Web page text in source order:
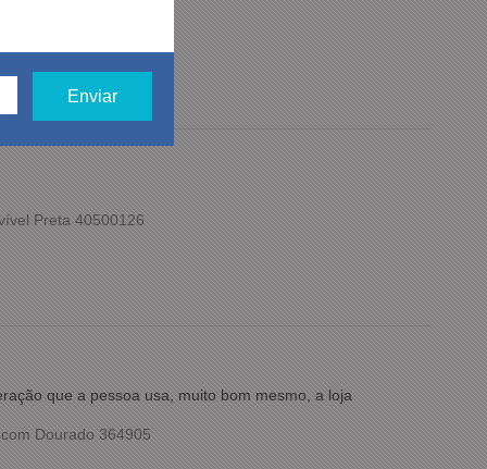
Preta 40500126
que a pessoa usa, muito bom mesmo, a loja
Dourado 364905